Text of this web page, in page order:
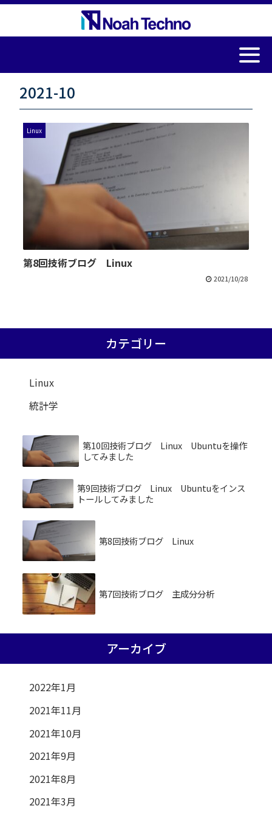
2021-10
Linux
第8回技術ブログ Linux
2021/10/28
カテゴリー
Linux
統計学
第10回技術ブログ Linux Ubuntuを操作
してみました
第9回技術ブログ Linux Ubuntuをインス
トールしてみました
第8回技術ブログ Linux
第7回技術ブログ 主成分分析
アーカイブ
2022年1月
2021年11月
2021年10月
2021年9月
2021年8月
2021年3月